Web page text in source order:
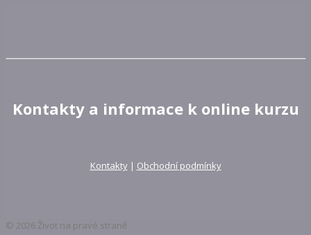
Kontakty a informace k online kurzu
Kontakty| Obchodní podmínky
© 2026 Život na pravé straně